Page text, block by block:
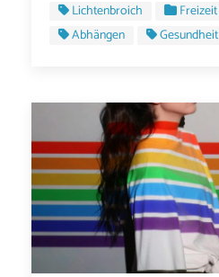
Lichtenbroich
Freizeit
Abhängen
Gesundheit